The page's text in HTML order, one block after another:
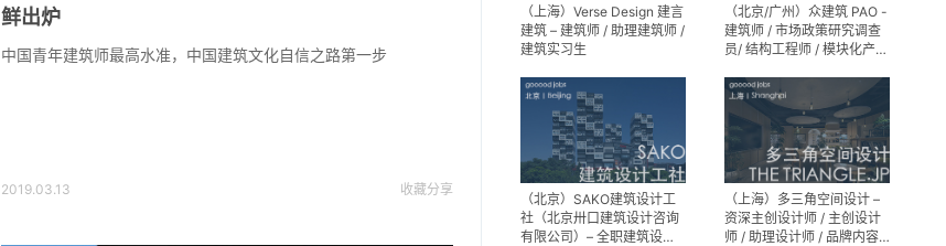
鲜出炉
中国青年建筑师最高水准，中国建筑文化自信之路第一步
2019.03.13 收藏分享
（上海）Verse Design 建言
建筑 – 建筑师 / 助理建筑师 /
建筑实习生
（北京/广州）众建筑 PAO -
建筑师 / 市场政策研究调查
员/ 结构工程师 / 模块化产品
师 / 机电工程师 / 实习生
（北京）SAKO建筑设计工
社（北京卅口建筑设计咨询
有限公司）– 全职建筑设计
（上海）多三角空间设计 –
资深主创设计师 / 主创设计
师 / 助理设计师 / 品牌内容